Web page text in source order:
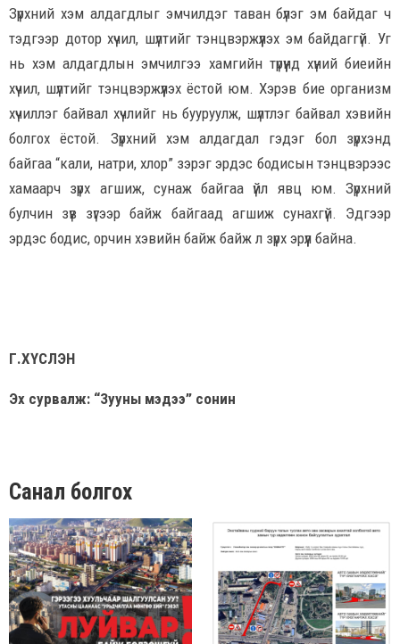
Зүрхний хэм алдагдлыг эмчилдэг таван бүлэг эм байдаг ч
тэдгээр дотор хүчил, шүлтийг тэнцвэржүүлэх эм байдаггүй. Уг
нь хэм алдагдлын эмчилгээ хамгийн түрүүнд хүний биеийн
хүчил, шүлтийг тэнцвэржүүлэх ёстой юм. Хэрэв бие организм
хүчиллэг байвал хүчлийг нь бууруулж, шүлтлэг байвал хэвийн
болгох ёстой. Зүрхний хэм алдагдал гэдэг бол зүрхэнд
байгаа “кали, натри, хлор” зэрэг эрдэс бодисын тэнцвэрээс
хамаарч зүрх агшиж, сунаж байгаа үйл явц юм. Зүрхний
булчин зүв зүгээр байж байгаад агшиж сунахгүй. Эдгээр
эрдэс бодис, орчин хэвийн байж байж л зүрх эрүүл байна.
Г.ХҮСЛЭН
Эх сурвалж: “Зууны мэдээ” сонин
Санал болгох